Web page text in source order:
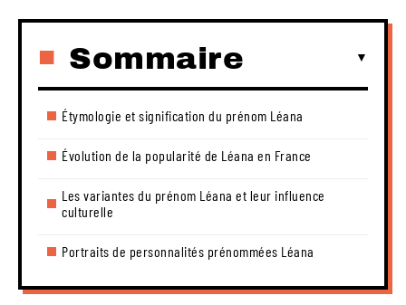
Sommaire
Étymologie et signification du prénom Léana
Évolution de la popularité de Léana en France
Les variantes du prénom Léana et leur influence
culturelle
Portraits de personnalités prénommées Léana